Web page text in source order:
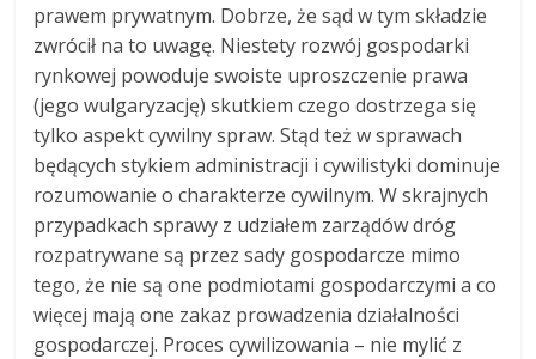
prawem prywatnym. Dobrze, że sąd w tym składzie
zwrócił na to uwagę. Niestety rozwój gospodarki
rynkowej powoduje swoiste uproszczenie prawa
(jego wulgaryzację) skutkiem czego dostrzega się
tylko aspekt cywilny spraw. Stąd też w sprawach
będących stykiem administracji i cywilistyki dominuje
rozumowanie o charakterze cywilnym. W skrajnych
przypadkach sprawy z udziałem zarządów dróg
rozpatrywane są przez sady gospodarcze mimo
tego, że nie są one podmiotami gospodarczymi a co
więcej mają one zakaz prowadzenia działalności
gospodarczej. Proces cywilizowania – nie mylić z